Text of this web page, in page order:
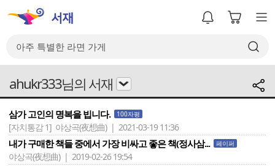
ahukr333님의 서재
삼가 고인의 명복을 빕니다. 100자평
[자치통감 1] 야상곡(夜想曲) | 2021-03-19 11:36
내가 구매한 책들 중에서 가장 비싸고 좋은 책(정사삼... 페이퍼
야상곡(夜想曲) | 2019-02-26 19:54